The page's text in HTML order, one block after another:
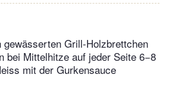
gewässerten Grill-Holzbrettchen
bei Mittelhitze auf jeder Seite 6−8
mit der Gurkensauce